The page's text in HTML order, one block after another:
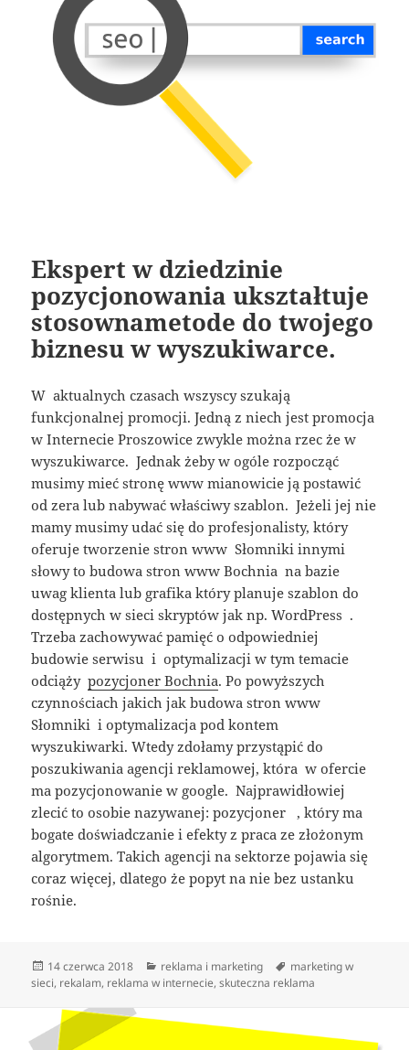
Ekspert w dziedzinie
pozycjonowania ukształtuje
stosownametode do twojego
biznesu w wyszukiwarce.
W aktualnych czasach wszyscy szukają
funkcjonalnej promocji. Jedną z niech jest promocja
w Internecie Proszowice zwykle można rzec że w
wyszukiwarce. Jednak żeby w ogóle rozpocząć
musimy mieć stronę www mianowicie ją postawić
od zera lub nabywać właściwy szablon. Jeżeli jej nie
mamy musimy udać się do profesjonalisty, który
oferuje tworzenie stron www Słomniki innymi
słowy to budowa stron www Bochnia na bazie
uwag klienta lub grafika który planuje szablon do
dostępnych w sieci skryptów jak np. WordPress .
Trzeba zachowywać pamięć o odpowiedniej
budowie serwisu i optymalizacji w tym temacie
odciążypozycjoner Bochnia. Po powyższych
czynnościach jakich jak budowa stron www
Słomniki i optymalizacja pod kontem
wyszukiwarki. Wtedy zdołamy przystąpić do
poszukiwania agencji reklamowej, która w ofercie
ma pozycjonowanie w google. Najprawidłowiej
zlecić to osobie nazywanej: pozycjoner , który ma
bogate doświadczanie i efekty z praca ze złożonym
algorytmem. Takich agencji na sektorze pojawia się
coraz więcej, dlatego że popyt na nie bez ustanku
rośnie.
Data
publikacji
14 czerwca 2018 Kategorie
reklama i marketing Tagi
marketing w
sieci, rekalam, reklama w internecie,skuteczna reklama